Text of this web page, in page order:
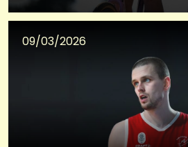
09/03/2026